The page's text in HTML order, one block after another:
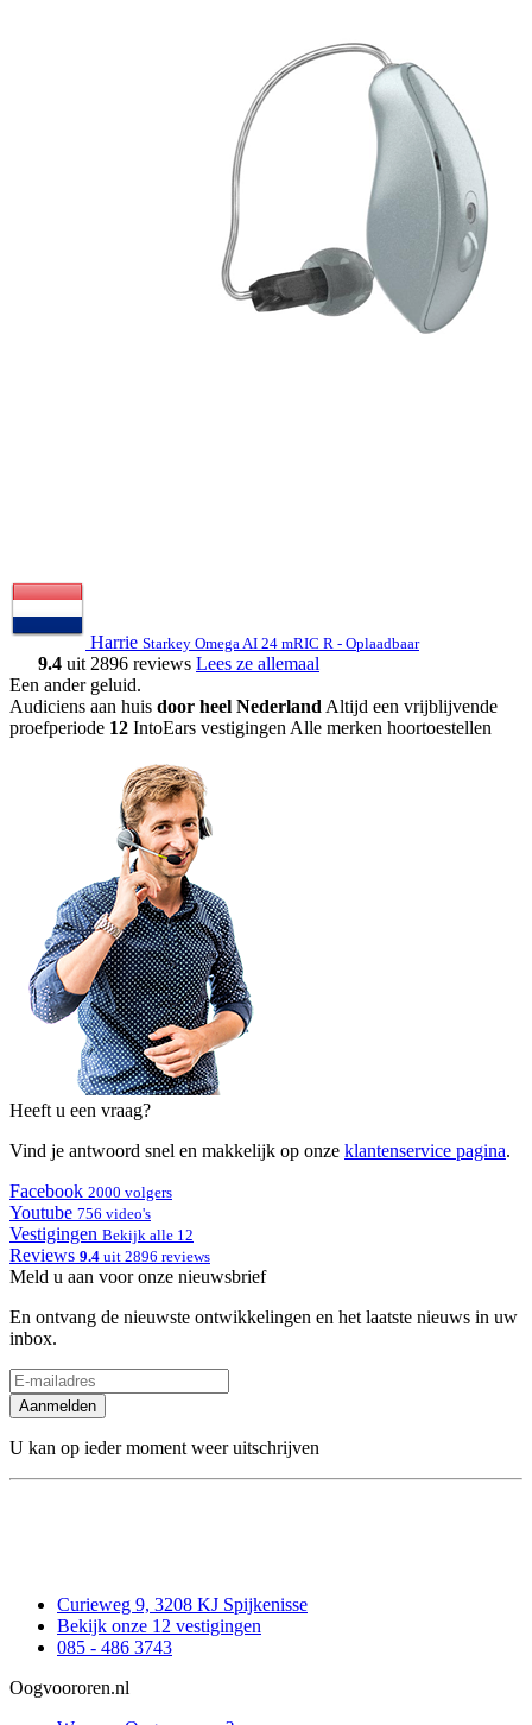
Harrie Starkey Omega AI 24 mRIC R - Oplaadbaar
9.4 uit 2896 reviews Lees ze allemaal
Een ander geluid.
Audiciens aan huis door heel Nederland Altijd een vrijblijvende
proefperiode 12 IntoEars vestigingen Alle merken hoortoestellen
Heeft u een vraag?
Vind je antwoord snel en makkelijk op onze klantenservice pagina.
Facebook 2000 volgers
Youtube 756 video's
Vestigingen Bekijk alle 12
Reviews 9.4 uit 2896 reviews
Meld u aan voor onze nieuwsbrief
En ontvang de nieuwste ontwikkelingen en het laatste nieuws in uw
inbox.
Aanmelden
U kan op ieder moment weer uitschrijven
Curieweg 9, 3208 KJ Spijkenisse
Bekijk onze 12 vestigingen
085 - 486 3743
Oogvoororen.nl